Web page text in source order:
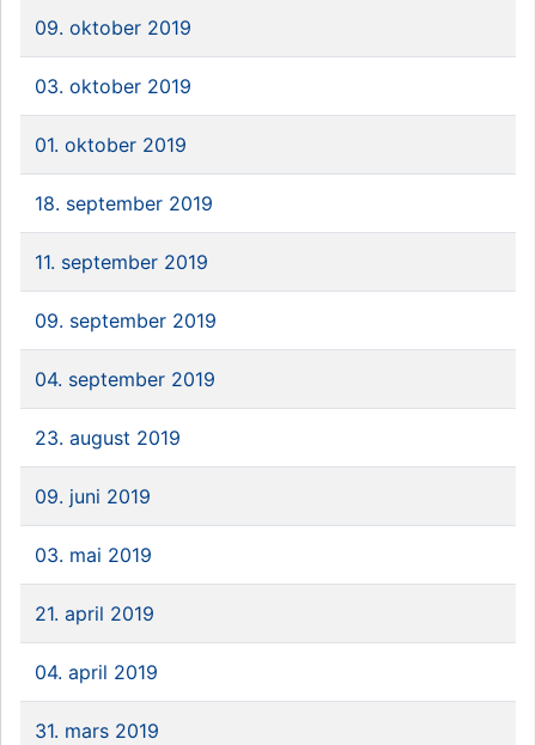
09. oktober 2019
03. oktober 2019
01. oktober 2019
18. september 2019
11. september 2019
09. september 2019
04. september 2019
23. august 2019
09. juni 2019
03. mai 2019
21. april 2019
04. april 2019
31. mars 2019